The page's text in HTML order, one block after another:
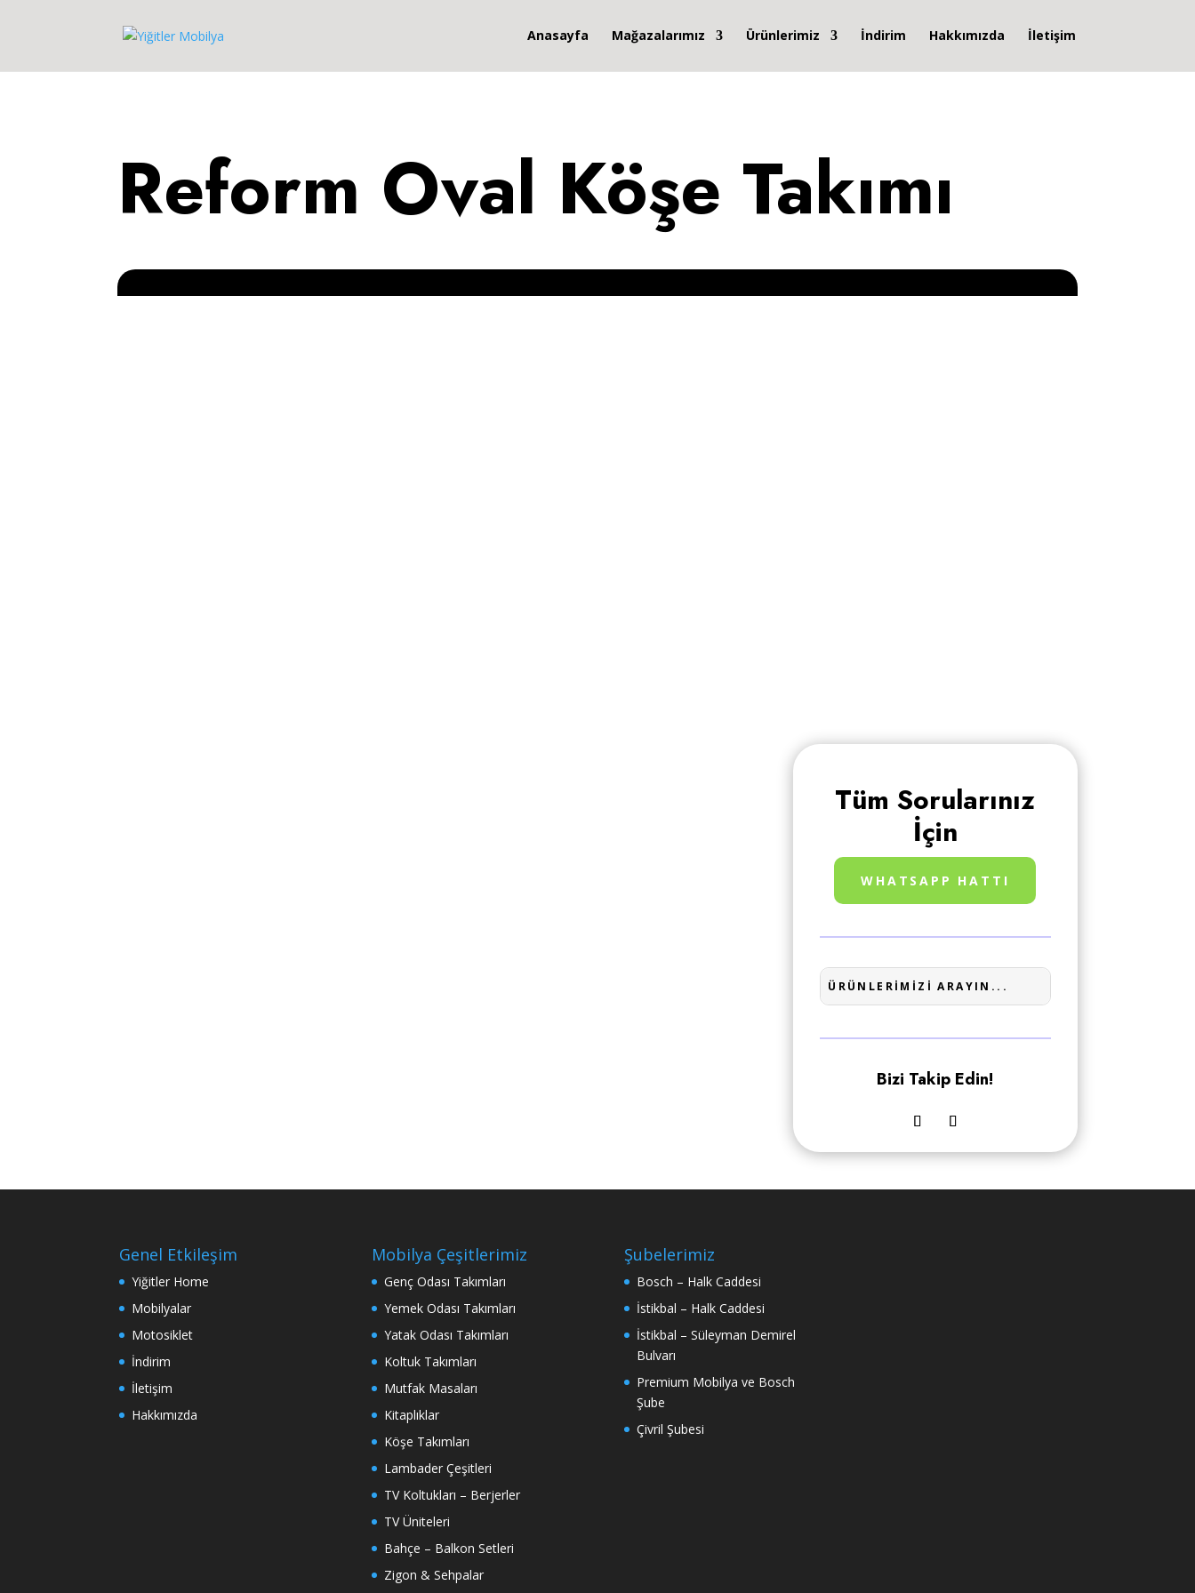
Anasayfa Mağazalarımız Ürünlerimiz İndirim Hakkımızda İletişim
Reform Oval Köşe Takımı
Tüm Sorularınız
İçin
WHATSAPP HATTI
Bizi Takip Edin!
Genel Etkileşim
Yiğitler Home
Mobilyalar
Motosiklet
İndirim
İletişim
Hakkımızda
Mobilya Çeşitlerimiz
Genç Odası Takımları
Yemek Odası Takımları
Yatak Odası Takımları
Koltuk Takımları
Mutfak Masaları
Kitaplıklar
Köşe Takımları
Lambader Çeşitleri
TV Koltukları – Berjerler
TV Üniteleri
Bahçe – Balkon Setleri
Zigon & Sehpalar
Şubelerimiz
Bosch – Halk Caddesi
İstikbal – Halk Caddesi
İstikbal – Süleyman Demirel
Bulvarı
Premium Mobilya ve Bosch
Şube
Çivril Şubesi